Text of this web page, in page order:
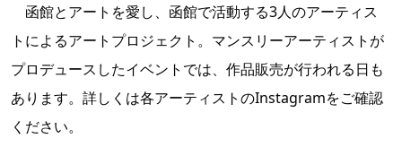
函館とアートを愛し、函館で活動する3人のアーティス
トによるアートプロジェクト。マンスリーアーティストが
プロデュースしたイベントでは、作品販売が行われる日も
あります。詳しくは各アーティストのInstagramをご確認
ください。